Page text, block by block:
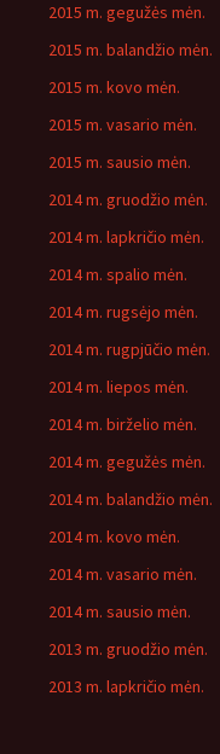
2015 m. gegužės mėn.
2015 m. balandžio mėn.
2015 m. kovo mėn.
2015 m. vasario mėn.
2015 m. sausio mėn.
2014 m. gruodžio mėn.
2014 m. lapkričio mėn.
2014 m. spalio mėn.
2014 m. rugsėjo mėn.
2014 m. rugpjūčio mėn.
2014 m. liepos mėn.
2014 m. birželio mėn.
2014 m. gegužės mėn.
2014 m. balandžio mėn.
2014 m. kovo mėn.
2014 m. vasario mėn.
2014 m. sausio mėn.
2013 m. gruodžio mėn.
2013 m. lapkričio mėn.